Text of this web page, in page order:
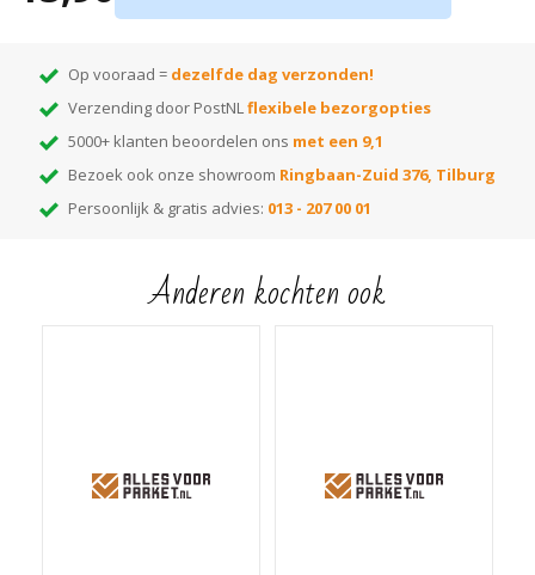
Montage d.m.v. verlijmen met
Hiermee kun je thuis de beste kleur kiezen! Elke kleur op de waaier heeft
een nummer dat correspondeert met het nummer van de kleur. Voer het
gewenste kleurnummer in de zoekbalk van onze webshop en je vindt alle
bijpassende items die in die kleur leverbaar zijn!
Op vooraad = dezelfde dag verzonden!
Verzending door PostNLflexibele bezorgopties
5000+ klanten beoordelen ons met een 9,1
Bezoek ook onze showroom Ringbaan-Zuid 376, Tilburg
Persoonlijk & gratis advies: 013 - 207 00 01
Anderen kochten ook